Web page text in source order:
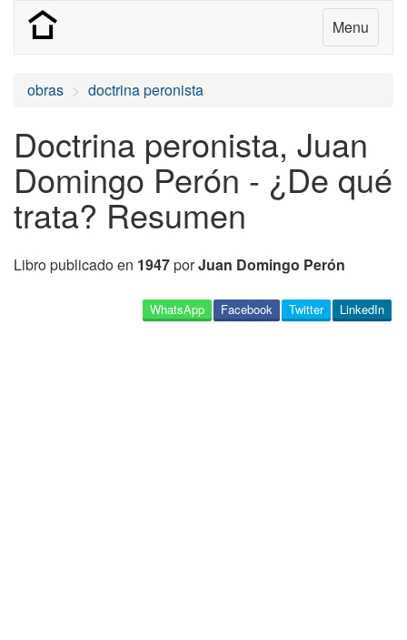
Menu
obras doctrina peronista
Doctrina peronista, Juan
Domingo Perón - ¿De qué
trata? Resumen
Libro publicado en 1947porJuan Domingo Perón
LinkedIn
Twitter
Facebook
WhatsApp